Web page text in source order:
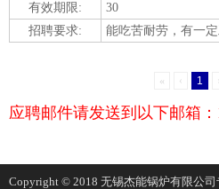
有效期限:
30
招聘要求:
能吃苦耐劳，有一
« ‹ 1
应聘邮件请发送到以下邮箱：
Copyright © 2018 无锡杰能锅炉有限公